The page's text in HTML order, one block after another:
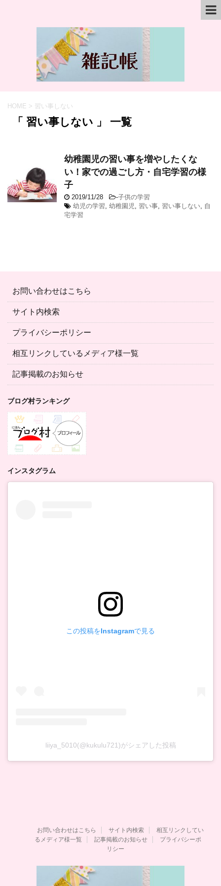
HOME > 習い事しない
「 習い事しない 」 一覧
幼稚園児の習い事を増やしたくな
い！家での過ごし方・自宅学習の様
子
2019/11/28 -子供の学習
幼児の学習, 幼稚園児, 習い事, 習い事しない, 自
宅学習
お問い合わせはこちら
サイト内検索
プライバシーポリシー
相互リンクしているメディア様一覧
記事掲載のお知らせ
ブログ村ランキング
インスタグラム
この投稿をInstagramで見る
liiya_5010(@kukulu721)がシェアした投稿
お問い合わせはこちら サイト内検索
相互リンクしてい
るメディア様一覧
記事掲載のお知らせ
プライバシーポ
リシー